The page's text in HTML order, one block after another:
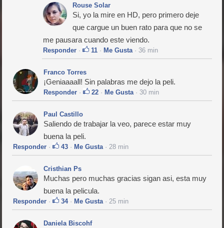
Rouse Solar
Si, yo la mire en HD, pero primero deje
que cargue un buen rato para que no se
me pausara cuando este viendo.
Responder · 11 · Me Gusta· 36 min
Franco Torres
¡Geniaaaall! Sin palabras me dejo la peli.
Responder · 22 · Me Gusta· 30 min
Paul Castillo
Saliendo de trabajar la veo, parece estar muy
buena la peli.
Responder · 43 · Me Gusta· 28 min
Cristhian Ps
Muchas pero muchas gracias sigan asi, esta muy
buena la pelicula.
Responder · 34· Me Gusta· 25 min
Daniela Biscohf